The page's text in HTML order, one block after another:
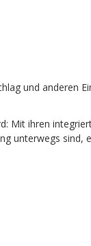
und anderen
Mit ihren
unterwegs sind,